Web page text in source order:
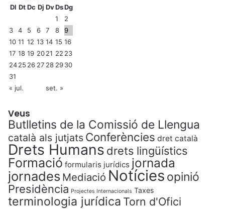
Dl DtDc Dj DvDsDg
1
2
3
4 5 6 7 8
9
10 11 12 13 14 15 16
17 18 19 2021 22 23
2425 26 27 28 2930
31
« jul.
set. »
Veus
Butlletins de la Comissió de Llengua
català als jutjats Conferències dret català
Drets Humans drets lingüístics
Formació formularis jurídics jornada
jornades Mediació Notícies opinió
Presidència Projectes Internacionals Taxes
terminologia jurídica Torn d'Ofici